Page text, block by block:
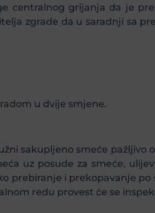
centralnog grijanja da je
zgrade da u saradnji sa
u dvije smjene.
sakupljeno smeće pažljivo
uz posude za smeće,
prebiranje i prekopavanje
redu provest će se